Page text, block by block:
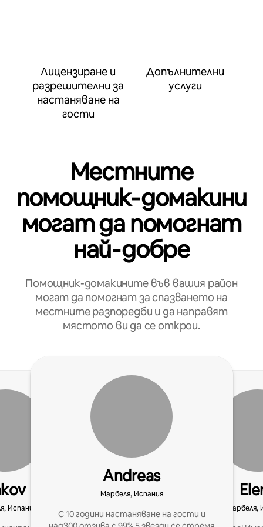
Лицензиране и
разрешителни за
настаняване на
гости
Допълнителни
услуги
Местните
помощник‑домакини
могат да помогнат
най‑добре
Помощник-домакините във вашия район
могат да помогнат за спазването на
местните разпоредби и да направят
мястото ви да се открои.
Испания
Andreas
Марбеля, Испания
С 10 години настаняване на гости и
Марбеля,